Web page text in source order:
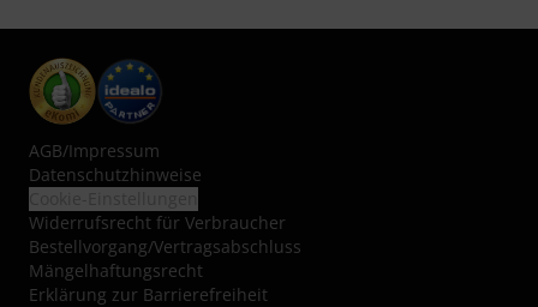
AGB/Impressum
Datenschutzhinweise
Widerrufsrecht für Verbraucher
Bestellvorgang/Vertragsabschluss
Mängelhaftungsrecht
Erklärung zur Barrierefreiheit